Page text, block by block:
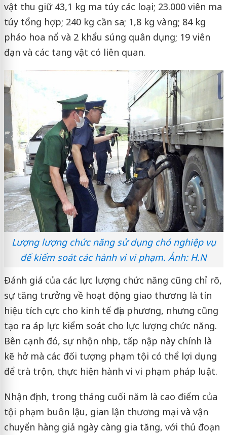
vật thu giữ 43,1 kg ma túy các loại; 23.000 viên ma
túy tổng hợp; 240 kg cần sa; 1,8 kg vàng; 84 kg
pháo hoa nổ và 2 khẩu súng quân dụng; 19 viên
đạn và các tang vật có liên quan.
Lượng lượng chức năng sử dụng chó nghiệp vụ
để kiểm soát các hành vi vi phạm. Ảnh: H.N
Đánh giá của các lực lượng chức năng cũng chỉ rõ,
sự tăng trưởng về hoạt động giao thương là tín
hiệu tích cực cho kinh tế địa phương, nhưng cũng
tạo ra áp lực kiểm soát cho lực lượng chức năng.
Bên cạnh đó, sự nhộn nhịp, tấp nập này chính là
kẽ hở mà các đối tượng phạm tội có thể lợi dụng
để trà trộn, thực hiện hành vi vi phạm pháp luật.
Nhận định, trong tháng cuối năm là cao điểm của
tội phạm buôn lậu, gian lận thương mại và vận
chuyển hàng giả ngày càng gia tăng, với thủ đoạn